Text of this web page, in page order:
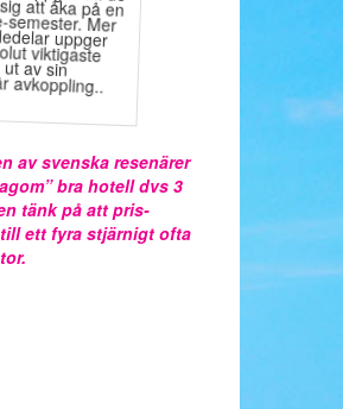
avkoppling..
av svenska resenärer
bra hotell dvs 3
tänk på att pris-
ett fyra stjärnigt ofta